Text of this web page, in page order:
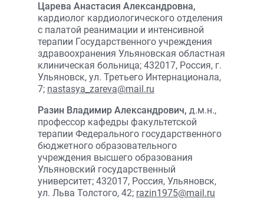
Царева Анастасия Александровна,
кардиолог кардиологического отделения
с палатой реанимации и интенсивной
терапии Государственного учреждения
здравоохранения Ульяновская областная
клиническая больница; 432017, Россия, г.
Ульяновск, ул. Третьего Интернационала,
7; nastasya_zareva@mail.ru
Разин Владимир Александрович, д.м.н.,
профессор кафедры факультетской
терапии Федерального государственного
бюджетного образовательного
учреждения высшего образования
Ульяновский государственный
университет; 432017, Россия, Ульяновск,
ул. Льва Толстого, 42; razin1975@mail.ru